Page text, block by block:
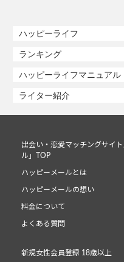
ハッピーライフ
ランキング
ハッピーライフマニュアル
ライター紹介
出会い・恋愛マッチングサイ
ル」TOP
ハッピーメールとは
ハッピーメールの想い
料金について
よくある質問
新規女性会員登録 18歳以上